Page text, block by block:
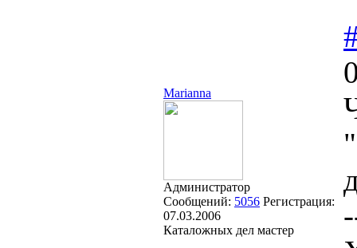
Marianna
Администратор
Сообщений: 5056 Регистрация:
07.03.2006
Каталожных дел мастер